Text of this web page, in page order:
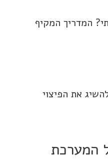
המדריך המקיף
את הפיצוי
המערכת